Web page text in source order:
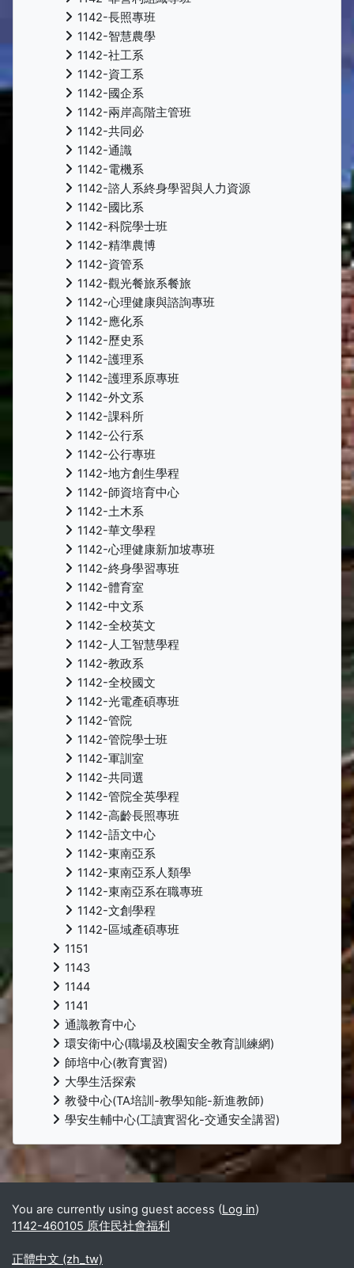
1142-長照專班
1142-智慧農學
1142-社工系
1142-資工系
1142-國企系
1142-兩岸高階主管班
1142-共同必
1142-通識
1142-電機系
1142-諮人系終身學習與人力資源
1142-國比系
1142-科院學士班
1142-精準農博
1142-資管系
1142-觀光餐旅系餐旅
1142-心理健康與諮詢專班
1142-應化系
1142-歷史系
1142-護理系
1142-護理系原專班
1142-外文系
1142-課科所
1142-公行系
1142-公行專班
1142-地方創生學程
1142-師資培育中心
1142-土木系
1142-華文學程
1142-心理健康新加坡專班
1142-終身學習專班
1142-體育室
1142-中文系
1142-全校英文
1142-人工智慧學程
1142-教政系
1142-全校國文
1142-光電產碩專班
1142-管院
1142-管院學士班
1142-軍訓室
1142-共同選
1142-管院全英學程
1142-高齡長照專班
1142-語文中心
1142-東南亞系
1142-東南亞系人類學
1142-東南亞系在職專班
1142-文創學程
1142-區域產碩專班
1151
1143
1144
1141
通識教育中心
環安衛中心(職場及校園安全教育訓練網)
師培中心(教育實習)
大學生活探索
教發中心(TA培訓-教學知能-新進教師)
學安生輔中心(工讀實習化-交通安全講習)
Supplementary blocks
You are currently using guest access (Log in)
1142-460105 原住民社會福利
正體中文 ‎(zh_tw)‎